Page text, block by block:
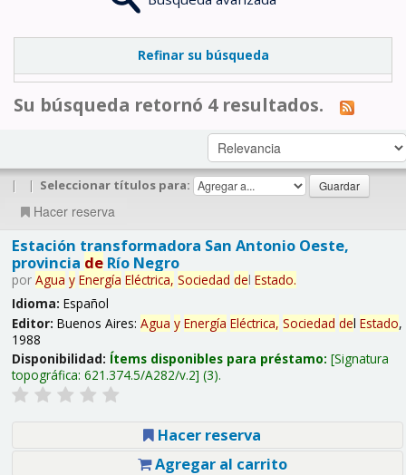
Refinar su búsqueda
Su búsqueda retornó 4 resultados.
| | Seleccionar títulos para:
Hacer reserva
Estación transformadora San Antonio Oeste,
provincia deRío Negro
por Agua y Energía Eléctrica, Sociedad del Estado.
Idioma: Español
Editor: Buenos Aires: Agua y Energía Eléctrica, Sociedad del Estado,
1988
Disponibilidad: Ítems disponibles para préstamo: Signatura
topográfica: 621.374.5/A282/v.2 (3).
Hacer reserva
Agregar al carrito